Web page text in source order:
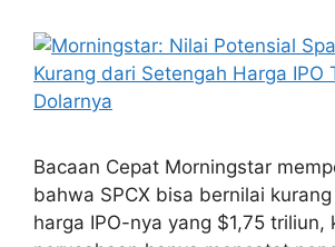
Bacaan Cepat Morningstar
bahwa SPCX bisa bernilai
harga IPO-nya yang $1,75 triliun,